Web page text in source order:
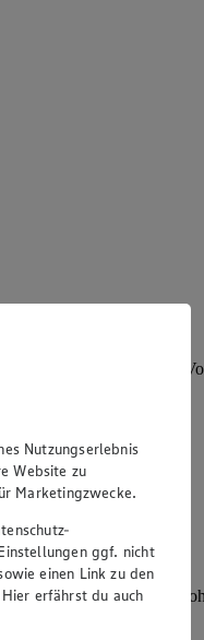
Stephan Wohler
Stephan
Nutzungserlebnis
Website zu
Marketingzwecke.
ggf. nicht
einen Link zu den
erfährst du auch